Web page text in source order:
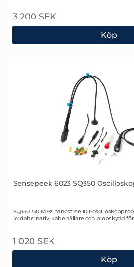
3 200 SEK
Köp
Sensepeek 6019
Sensepeek 6023 SQ350
Art. nr 2506
SQ350 350 MHz handsfree 10:1-
jordalternativ, kabelhållare och probskydd
1 020 SEK
Köp